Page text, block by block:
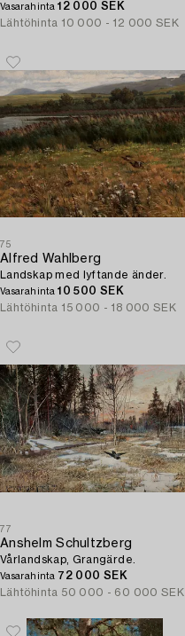
Vasarahinta12 000 SEK
Lähtöhinta 10 000 - 12 000 SEK
75
Alfred Wahlberg
Landskap med lyftande änder.
Vasarahinta10 500 SEK
Lähtöhinta 15 000 - 18 000 SEK
77
Anshelm Schultzberg
Vårlandskap, Grangärde.
Vasarahinta 72 000 SEK
Lähtöhinta 50 000 - 60 000 SEK